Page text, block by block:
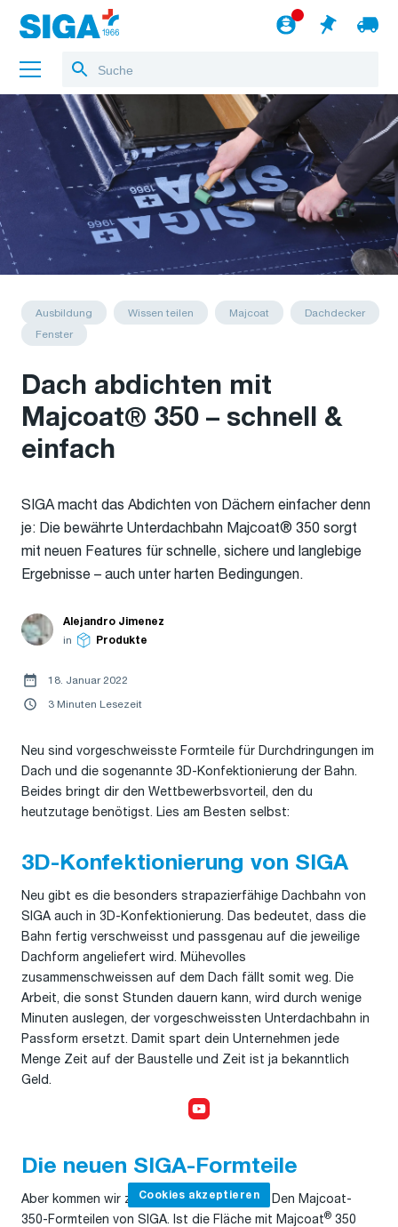
Über uns
Referenzen
Jobs
Ausbildung Wissen teilen Majcoat
Dachdecker
Fenster
Dach abdichten mit
Majcoat® 350 – schnell &
einfach
SIGA macht das Abdichten von Dächern einfacher denn
je: Die bewährte Unterdachbahn Majcoat® 350 sorgt
mit neuen Features für schnelle, sichere und langlebige
Ergebnisse – auch unter harten Bedingungen.
Alejandro Jimenez
in
Produkte
18. Januar 2022
3 Minuten Lesezeit
Neu sind vorgeschweisste Formteile für Durchdringungen im
Dach und die sogenannte 3D-Konfektionierung der Bahn.
Beides bringt dir den Wettbewerbsvorteil, den du
heutzutage benötigst. Lies am Besten selbst:
3D-Konfektionierung von SIGA
Neu gibt es die besonders strapazierfähige Dachbahn von
SIGA auch in 3D-Konfektionierung. Das bedeutet, dass die
Bahn fertig verschweisst und passgenau auf die jeweilige
Dachform angeliefert wird. Mühevolles
zusammenschweissen auf dem Dach fällt somit weg. Die
Arbeit, die sonst Stunden dauern kann, wird durch wenige
Minuten auslegen, der vorgeschweissten Unterdachbahn in
Passform ersetzt. Damit spart dein Unternehmen jede
Menge Zeit auf der Baustelle und Zeit ist ja bekanntlich
Geld.
Cookies akzeptieren
Die neuen SIGA-Formteile
Aber kommen wir zum eigentlichen Thema: Den Majcoat-
350-Formteilen von SIGA. Ist die Fläche mit Majcoat® 350